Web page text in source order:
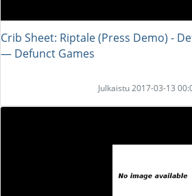
Crib Sheet: Riptale (Press Demo) -
― Defunct Games
Julkaistu 2017-03-13